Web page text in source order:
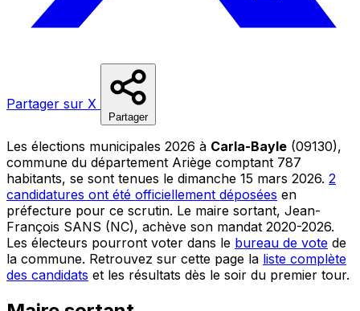
Partager sur X
Partager
Les élections municipales 2026 à Carla-Bayle (09130),
commune du département Ariège comptant 787
habitants, se sont tenues le dimanche 15 mars 2026. 2
candidatures ont été officiellement déposées en
préfecture pour ce scrutin. Le maire sortant, Jean-
François SANS (NC), achève son mandat 2020-2026.
Les électeurs pourront voter dans le bureau de vote de
la commune. Retrouvez sur cette page la liste complète
des candidats et les résultats dès le soir du premier tour.